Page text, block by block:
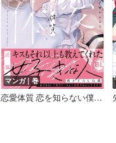
マンガ｜巻
恋愛体質 恋を知らない僕が君を愛するまで【単行本版】【特典付き】